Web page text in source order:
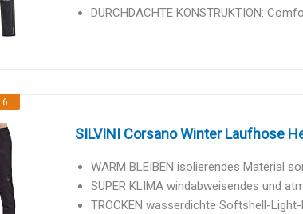
DURCHDACHTE KONSTRUKTION:
6
SILVINI Corsano Winter Laufhose
WARM BLEIBEN isolierendes Material
SUPER KLIMA windabweisendes und
TROCKEN wasserdichte Softshell-